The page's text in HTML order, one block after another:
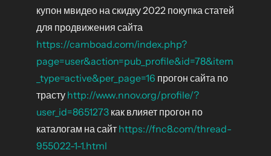
купон мвидео на скидку 2022 покупка статей
для продвижения сайта
https://camboad.com/index.php?
page=user&action=pub_profile&id=78&item
_type=active&per_page=16 прогон сайта по
трасту http://www.nnov.org/profile/?
user_id=8651273 как влияет прогон по
каталогам на сайт https://fnc8.com/thread-
955022-1-1.html